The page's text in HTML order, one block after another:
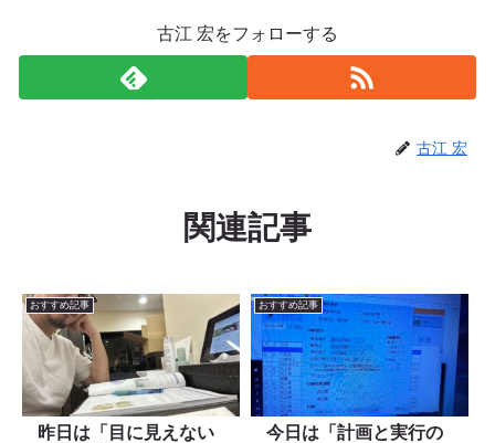
古江 宏をフォローする
古江 宏
関連記事
おすすめ記事
昨日は「目に見えない
おすすめ記事
今日は「計画と実行の